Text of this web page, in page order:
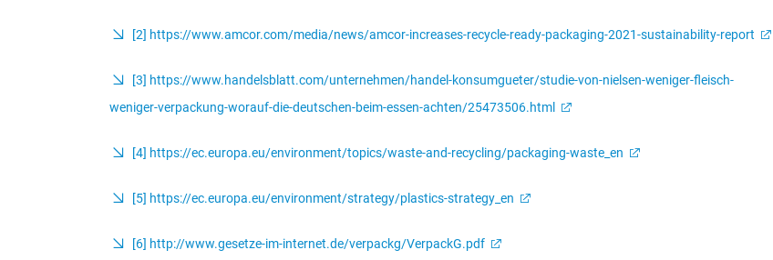
[2] https://www.amcor.com/media/news/amcor-increases-recycle-ready-packaging-2021-sustainability-report
[3] https://www.handelsblatt.com/unternehmen/handel-konsumgueter/studie-von-nielsen-weniger-fleisch-
weniger-verpackung-worauf-die-deutschen-beim-essen-achten/25473506.html
[4] https://ec.europa.eu/environment/topics/waste-and-recycling/packaging-waste_en
[5] https://ec.europa.eu/environment/strategy/plastics-strategy_en
[6] http://www.gesetze-im-internet.de/verpackg/VerpackG.pdf